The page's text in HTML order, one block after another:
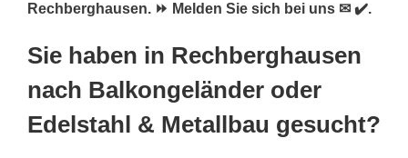
Rechberghausen. ⏩ Melden Sie sich bei uns ✉ ✔️.
Sie haben in Rechberghausen
nach Balkongeländer oder
Edelstahl & Metallbau gesucht?